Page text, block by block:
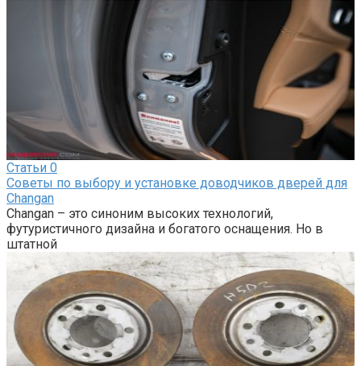
Статьи 0
Советы по выбору и установке доводчиков дверей для
Changan
Changan – это синоним высоких технологий,
футуристичного дизайна и богатого оснащения. Но в
штатной